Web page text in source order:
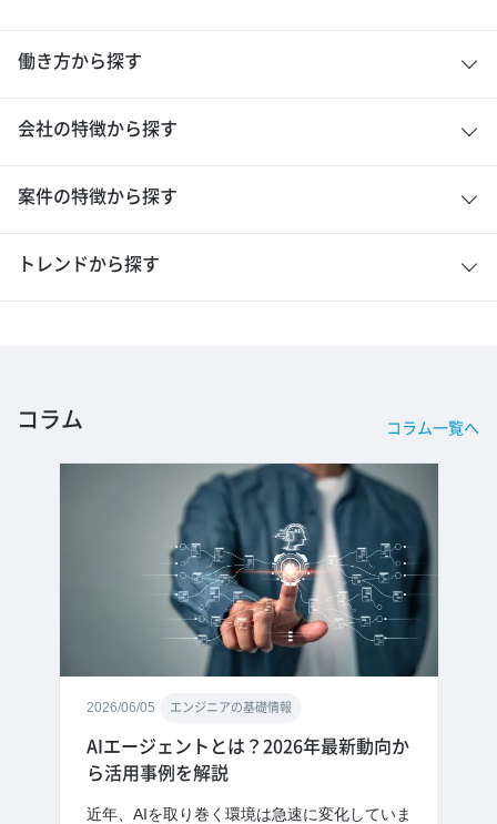
働き方から探す
会社の特徴から探す
案件の特徴から探す
トレンドから探す
コラム コラム一覧へ
2026/06/05 エンジニアの基礎情報
AIエージェントとは？2026年最新動向か
ら活用事例を解説
近年、AIを取り巻く環境は急速に変化していま